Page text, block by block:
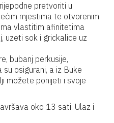
pretvoriti u
mjestima te otvorenim
vlastitim afinitetima
uzeti sok i grickalice uz
bubanj perkusije,
osigurani, a iz Buke
možete ponijeti i svoje
oko 13 sati. Ulaz i